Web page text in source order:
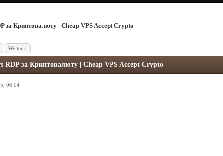
за Криптовалюту | Cheap VPS Accept Crypto
Weiter »
RDP за Криптовалюту | Cheap VPS Accept Crypto
06:04